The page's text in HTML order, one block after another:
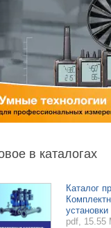
в каталогах
Каталог
pdf, 15.55